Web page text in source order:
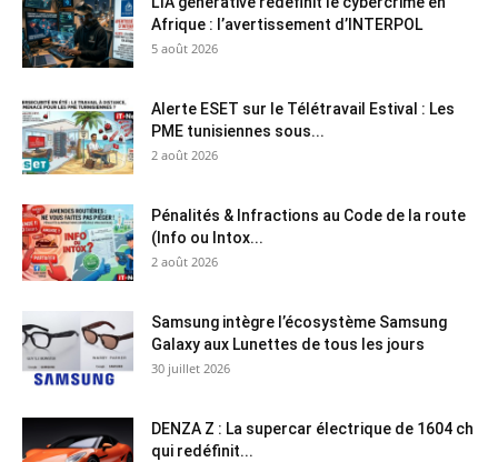
Afrique : l’avertissement d’INTERPOL
5 août 2026
Alerte ESET sur le Télétravail Estival : Les
PME tunisiennes sous...
2 août 2026
Pénalités & Infractions au Code de la route
(Info ou Intox...
2 août 2026
Samsung intègre l’écosystème Samsung
Galaxy aux Lunettes de tous les jours
30 juillet 2026
DENZA Z : La supercar électrique de 1604 ch
qui redéfinit...